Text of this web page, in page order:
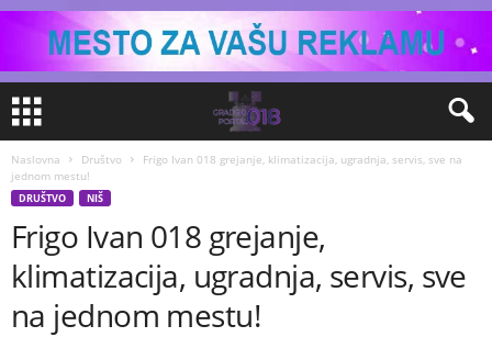
Naslovna Društvo
Frigo Ivan 018 grejanje, klimatizacija, ugradnja, servis, sve na
jednom mestu!
DRUŠTVO NIŠ
Frigo Ivan 018 grejanje,
klimatizacija, ugradnja, servis, sve
na jednom mestu!